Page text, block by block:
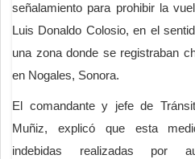
señalamiento para prohibir la
Luis Donaldo Colosio, en el
una zona donde se registraban
en Nogales, Sonora.
El comandante y jefe de
Muñiz, explicó que esta
indebidas realizadas por